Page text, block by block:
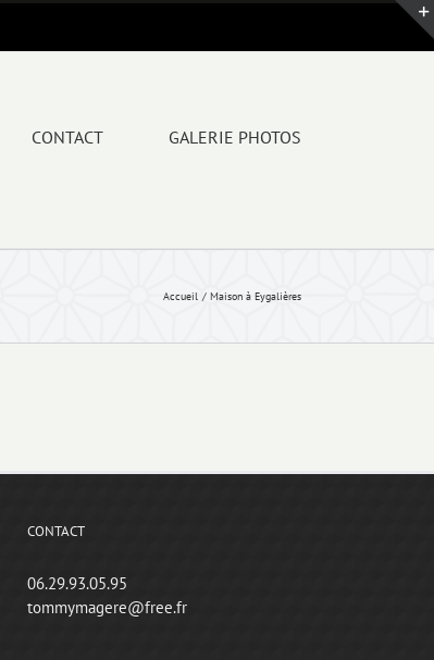
CONTACT GALERIE PHOTOS
Accueil Maison à Eygalières
CONTACT
06.29.93.05.95
tommymagere@free.fr